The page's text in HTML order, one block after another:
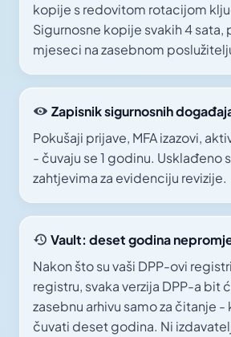
kopije s redovitom rotacijom
Sigurnosne kopije svakih 4 sata,
mjeseci na zasebnom
Zapisnik sigurnosnih
Pokušaji prijave, MFA izazovi,
- čuvaju se 1 godinu. Usklađeno
zahtjevima za evidenciju revizije.
Vault: deset godina
Nakon što su vaši DPP-ovi
registru, svaka verzija DPP-a bit
zasebnu arhivu samo za čitanje -
čuvati deset godina. Ni